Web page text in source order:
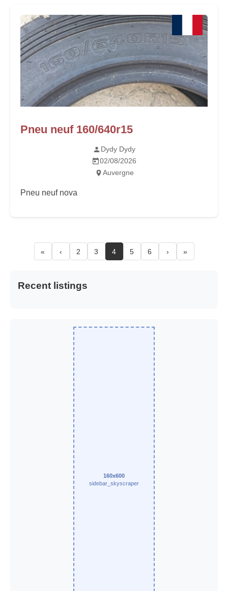
Pneu neuf 160/640r15
Dydy Dydy
02/08/2026
Auvergne
Pneu neuf nova
« ‹ 2 3 4 5 6 › »
Recent listings
160x600
sidebar_skyscraper